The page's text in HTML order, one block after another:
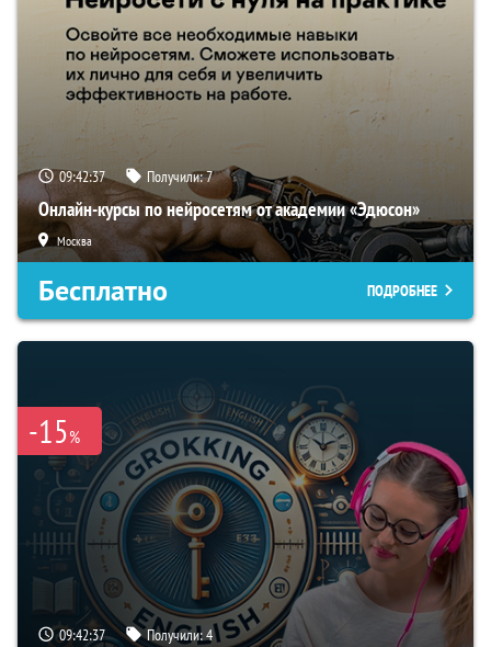
09:42:36 Получили:7
Онлайн-курсы по нейросетям от академии «Эдюсон»
Москва
Бесплатно ПОДРОБНЕЕ
-15%
09:42:36 Получили:4